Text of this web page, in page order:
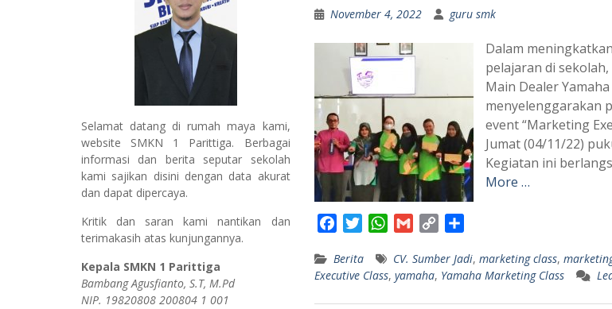
November 4, 2022 guru smk
Dalam
pelajaran di sekolah,
Main Dealer
menyelenggarakan
event “Marketing
Jumat (04/11/22)
Kegiatan ini
More …
c
e
b
i
t
t
W
a
t
s
a
i
l
p
y
L
a
r
e
Berita CV. Sumber Jadi, marketing class,
Executive Class, yamaha, Yamaha Marketing Class
Selamat datang di rumah maya kami,
website SMKN 1 Parittiga. Berbagai
informasi dan berita seputar sekolah
kami sajikan disini dengan data akurat
dan dapat dipercaya.
Kritik dan saran kami nantikan dan
terimakasih atas kunjungannya.
Kepala SMKN 1 Parittiga
Bambang Agusfianto, S.T, M.Pd
NIP. 19820808 200804 1 001